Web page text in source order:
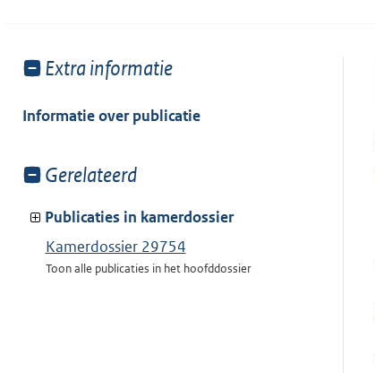
Toon
van:
Extra informatie
Informatie over publicatie
Toon
van:
Gerelateerd
Publicaties in kamerdossier
Kamerdossier 29754
Toon alle publicaties in het hoofddossier